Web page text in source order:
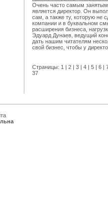
Очень часто самым занятым
является директор. Он
сам, а также ту, которую не
компании и в буквальном
расширения бизнеса,
Эдуард Дунаев, ведущий
дать нашим читателям
свой бизнес, чтобы у
Страницы: 1 | 2 | 3 | 4 | 5 | 6 |
37